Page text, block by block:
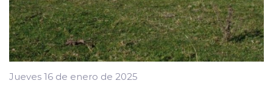
Jueves 16 de enero de 2025